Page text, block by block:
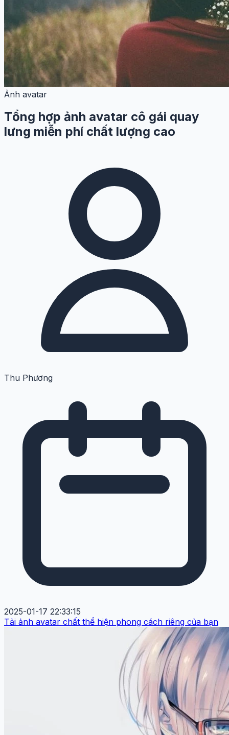
Ảnh avatar
Tổng hợp ảnh avatar cô gái quay
lưng miễn phí chất lượng cao
Thu Phương
2025-01-17 22:33:15
Tải ảnh avatar chất thể hiện phong cách riêng của bạn